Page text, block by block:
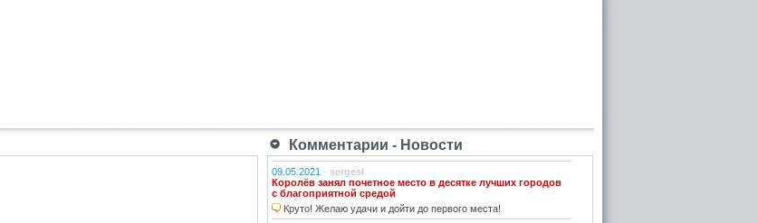
Комментарии - Новости
09.05.2021 - sergesl
Королёв занял почетное место в десятке лучших городов
с благоприятной средой
Круто! Желаю удачи и дойти до первого места!